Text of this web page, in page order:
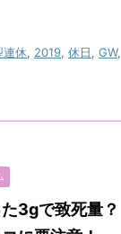
連休, 2019, 休日, GW,
3gで致死量